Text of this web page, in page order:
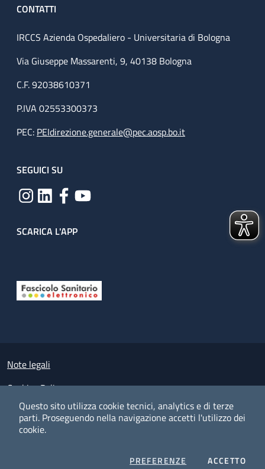
Questo sito utilizza cookie tecnici, analytics e di terze
parti. Proseguendo nella navigazione accetti l'utilizzo dei
cookie.
PREFERENZE COOKIESACCETTOI
CONTATTI
IRCCS Azienda Ospedaliero - Universitaria di Bologna
Via Giuseppe Massarenti, 9, 40138 Bologna
C.F. 92038610371
P.IVA 02553300373
PEC: PEIdirezione.generale@pec.aosp.bo.it
SEGUICI SU
SCARICA L'APP
Small prints
Note legali
Cookies Policy
Policy privacy e protezione del dato personale
Albo pretorio on-line